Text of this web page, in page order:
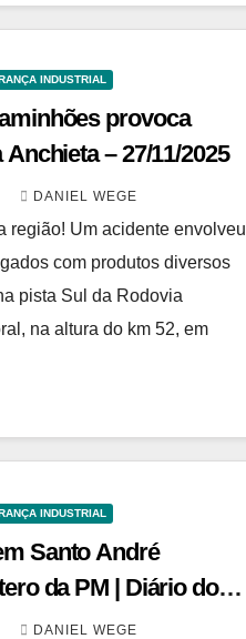
INDUSTRIAL
provoca
– 27/11/2025
DANIEL WEGE
região! Um acidente envolveu
com produtos diversos
pista Sul da Rodovia
na altura do km 52, em
INDUSTRIAL
Santo André
da PM | Diário do
DANIEL WEGE